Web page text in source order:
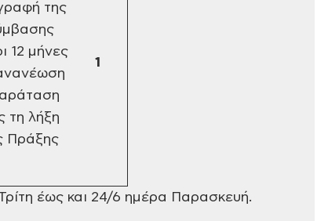
της
12 μήνες
τη λήξη
Πράξης
1
έως και 24/6 ημέρα Παρασκευή.